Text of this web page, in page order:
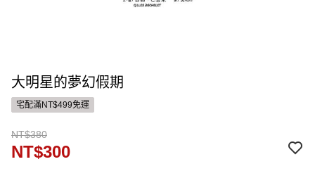
大明星的夢幻假期
宅配滿NT$499免運
NT$380
NT$300